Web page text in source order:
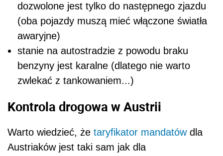
dozwolone jest tylko do następnego zjazdu
(oba pojazdy muszą mieć włączone światła
awaryjne)
stanie na autostradzie z powodu braku
benzyny jest karalne (dlatego nie warto
zwlekać z tankowaniem...)
Kontrola drogowa w Austrii
Warto wiedzieć, że taryfikator mandatówdla
Austriaków jest taki sam jak dla